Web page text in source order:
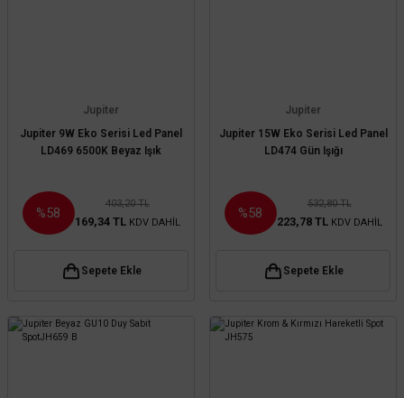
Jupiter
Jupiter 9W Eko Serisi Led Panel
LD469 6500K Beyaz Işık
%58
403,20 TL
169,34 TL KDV DAHİL
Sepete Ekle
Jupiter
Jupiter 15W Eko Serisi Led Panel
LD474 Gün Işığı
%58
532,80 TL
223,78 TL KDV DAHİL
Sepete Ekle